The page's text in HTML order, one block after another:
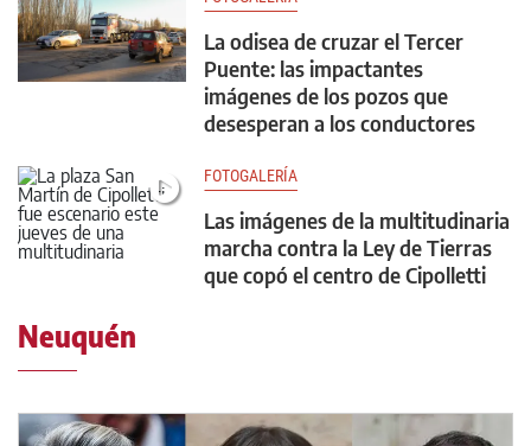
La odisea de cruzar el Tercer
Puente: las impactantes
imágenes de los pozos que
desesperan a los conductores
FOTOGALERÍA
Las imágenes de la multitudinaria
marcha contra la Ley de Tierras
que copó el centro de Cipolletti
Neuquén